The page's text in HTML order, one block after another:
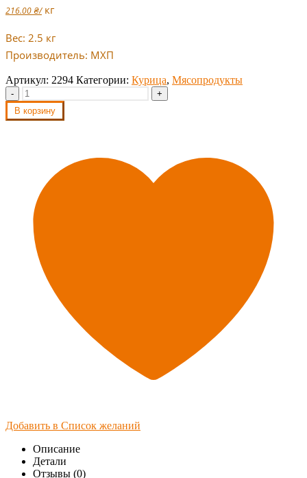
216.00₴/ кг
Вес: 2.5 кг
Производитель: МХП
Артикул: 2294 Категории: Курица, Мясопродукты
-
+
В корзину
Добавить в Список желаний
Описание
Детали
Отзывы (0)